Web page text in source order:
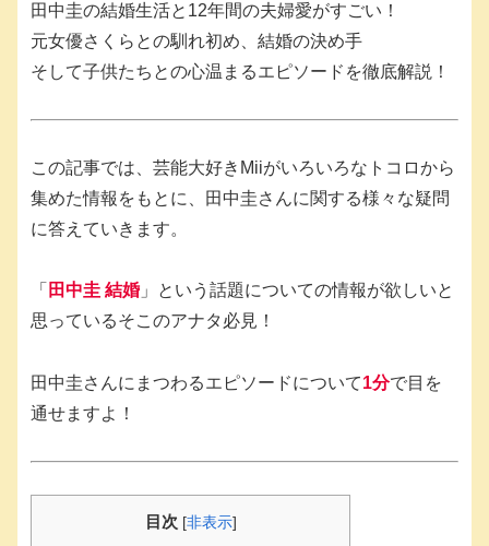
田中圭の結婚生活と12年間の夫婦愛がすごい！
元女優さくらとの馴れ初め、結婚の決め手
そして子供たちとの心温まるエピソードを徹底解説！
この記事では、芸能大好きMiiがいろいろなトコロから
集めた情報をもとに、田中圭さんに関する様々な疑問
に答えていきます。
「 田中圭 結婚 」という話題についての情報が欲しいと
思っているそこのアナタ必見！
田中圭さんにまつわるエピソードについて1分で目を
通せますよ！
目次 [非表示]